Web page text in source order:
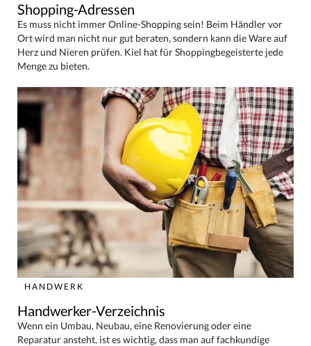
Shopping-Adressen
Es muss nicht immer Online-Shopping sein! Beim Händler vor
Ort wird man nicht nur gut beraten, sondern kann die Ware auf
Herz und Nieren prüfen. Kiel hat für Shoppingbegeisterte jede
Menge zu bieten.
HANDWERK
Handwerker-Verzeichnis
Wenn ein Umbau, Neubau, eine Renovierung oder eine
Reparatur ansteht, ist es wichtig, dass man auf fachkundige